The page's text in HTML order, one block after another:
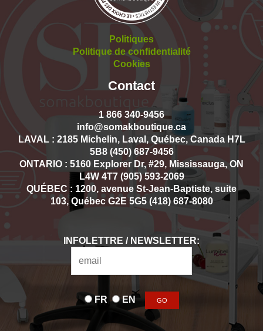
Politiques
Politique de confidentialité
Cookies
Contact
1 866 340-9456
info@somakboutique.ca
LAVAL : 2185 Michelin, Laval, Québec, Canada H7L
5B8 (450) 687-9456
ONTARIO : 5160 Explorer Dr, #29, Mississauga, ON
L4W 4T7 (905) 593-2069
QUÉBEC : 1200, avenue St-Jean-Baptiste, suite
103, Québec G2E 5G5 (418) 687-8080
INFOLETTRE / NEWSLETTER:
FR EN